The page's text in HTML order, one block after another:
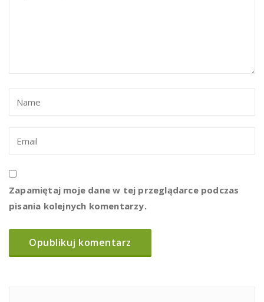
Zapamiętaj moje dane w tej przeglądarce podczas
pisania kolejnych komentarzy.